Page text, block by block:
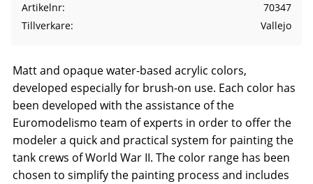
Artikelnr
70347
Tillverkare
Vallejo
Matt and opaque water-based acrylic colors,
developed especially for brush-on use. Each color has
been developed with the assistance of the
Euromodelismo team of experts in order to offer the
modeler a quick and practical system for painting the
tank crews of World War II. The color range has been
chosen to simplify the painting process and includes